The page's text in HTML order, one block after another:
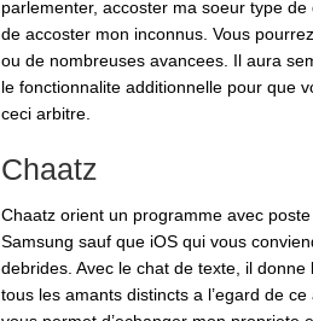
parlementer, accoster ma soeur type
de accoster mon inconnus. Vous
ou de nombreuses avancees. Il aura
le fonctionnalite additionnelle pour que
ceci arbitre.
Chaatz
Chaatz orient un programme avec
Samsung sauf que iOS qui vous
debrides. Avec le chat de texte, il donne
tous les amants distincts a l’egard de